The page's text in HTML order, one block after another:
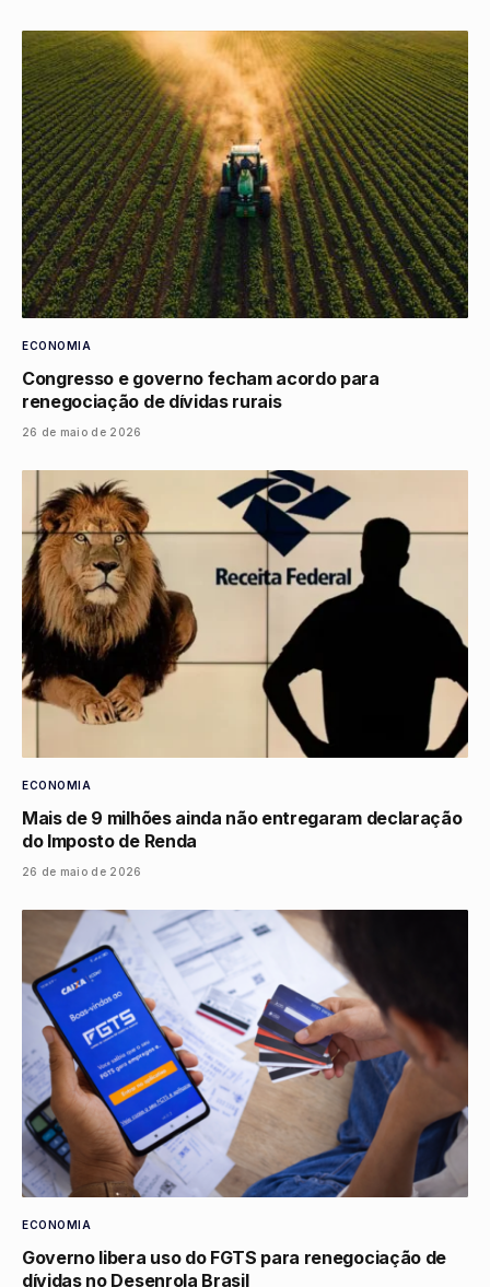
ECONOMIA
Congresso e governo fecham acordo para
renegociação de dívidas rurais
26 de maio de 2026
ECONOMIA
Mais de 9 milhões ainda não entregaram declaração
do Imposto de Renda
26 de maio de 2026
ECONOMIA
Governo libera uso do FGTS para renegociação de
dívidas no Desenrola Brasil